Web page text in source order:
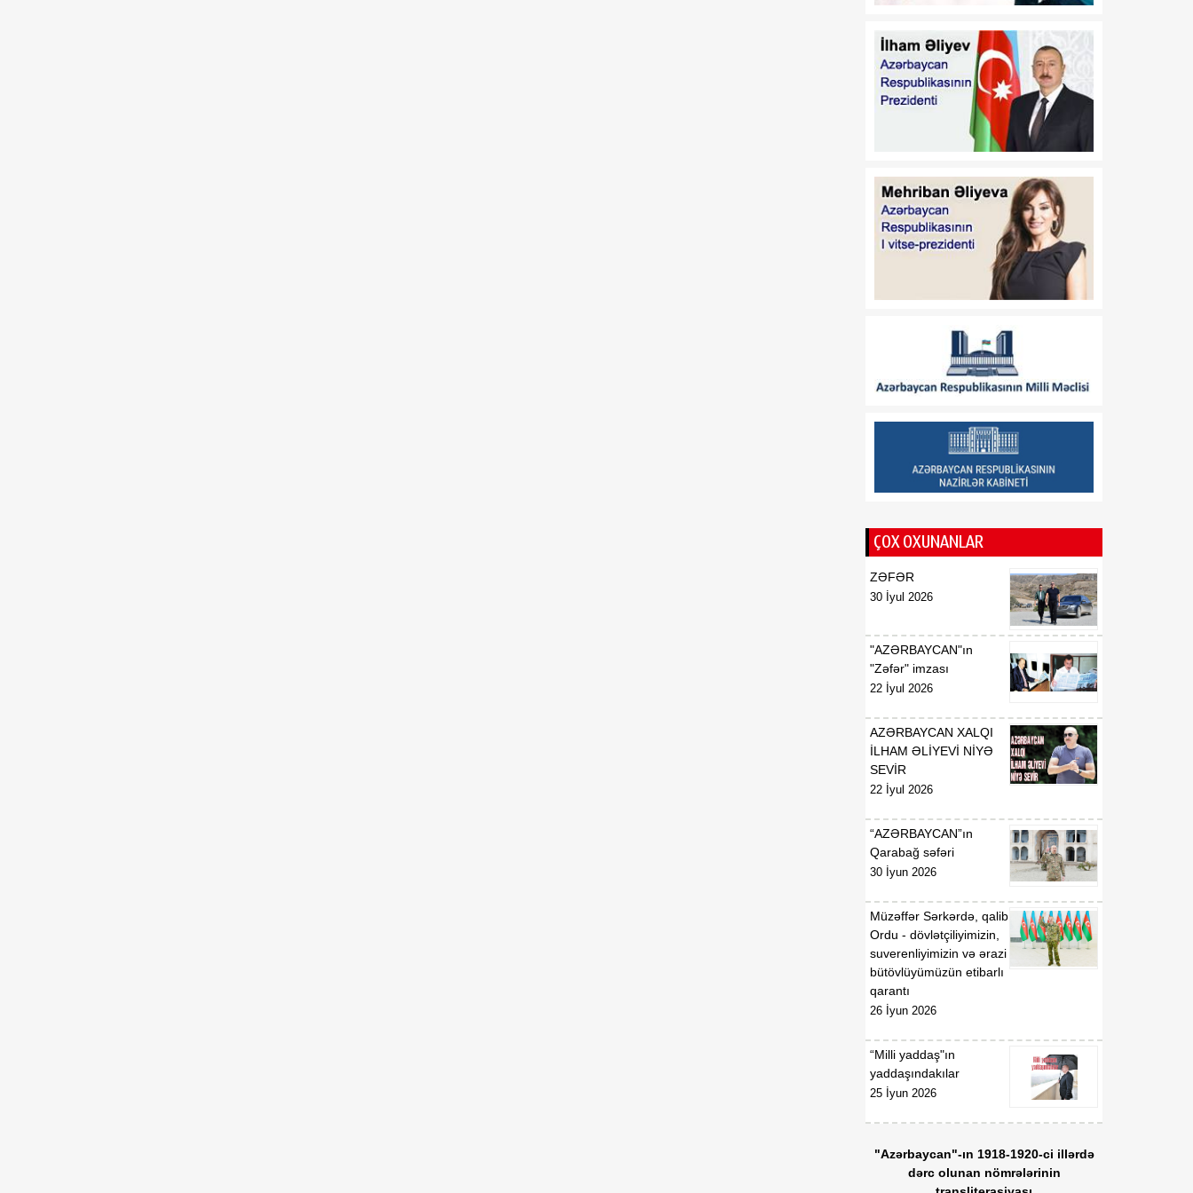
Azərbaycan
14 iyul tarixli 449-VIIQD
nömrəli Qanununun tətbiqi
və bununla əlaqədar bəzi
məsələlərin tənzimlənməsi
İnvestisiya Forumunun
Təşkilat Komitəsinin
yaradılması haqqında
08 Avqust
Respublikasının Elm və
Təhsil və Elm Nazirliyi
arasında illik təhsil
kvotalarının qarşılıqlı
ayrılması haqqında
01:04
08 Avqust
BİLDİRİŞ 00:57
Azərbaycanın xarici
siyasətinin əsasında milli
dayanır
07 Avqust
Azərbaycan
diplomatiyasının növbəti
zəfəri idi
18:23
Tarixi Vaşinqton görüşü:
ABŞ-Azərbaycan
əlaqələrində və Cənubi
Qafqazın sülh
mərhələ
18:22
07 Avqust
Xarici ölkələrin informasiya
şəbəkələrinə hücumlar
edən şəxslər saxlanılıblar
18:20
07 Avqust
Heyvan kəsimi
məntəqələrində
monitorinqlər aparılıb
18:18
07 Avqust
texnologiyalar dilin
qarşısında aciz qala bilər
07 Avqust
Azərbaycan müxtəlif
geosiyasi məkanlar
imkanları olan dövlət
mövqeyini gücləndirir
17:55
07 Avqust
ÇOX OXUNANLAR
ZƏFƏR
30 İyul 2026
"AZƏRBAYCAN"ın
"Zəfər" imzası
22 İyul 2026
AZƏRBAYCAN XALQI
İLHAM ƏLİYEVİ NİYƏ
SEVİR
22 İyul 2026
“AZƏRBAYCAN”ın
Qarabağ səfəri
30 İyun 2026
Müzəffər Sərkərdə, qalib
Ordu - dövlətçiliyimizin,
suverenliyimizin və ərazi
bütövlüyümüzün etibarlı
qarantı
26 İyun 2026
“Milli yaddaş"ın
yaddaşındakılar
25 İyun 2026
"Azərbaycan"-ın 1918-1920-ci illərdə
dərc olunan nömrələrinin